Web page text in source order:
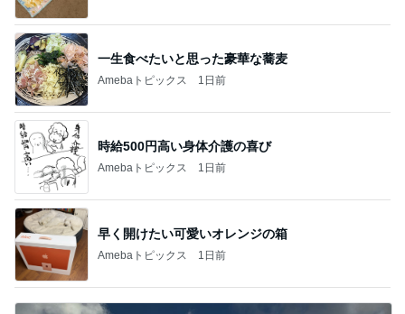
一生食べたいと思った豪華な蕎麦
Amebaトピックス 1日前
時給500円高い身体介護の喜び
Amebaトピックス 1日前
早く開けたい可愛いオレンジの箱
Amebaトピックス 1日前